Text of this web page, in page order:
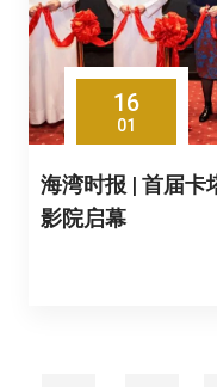
16
01
海湾时报 | 首届
影院启幕